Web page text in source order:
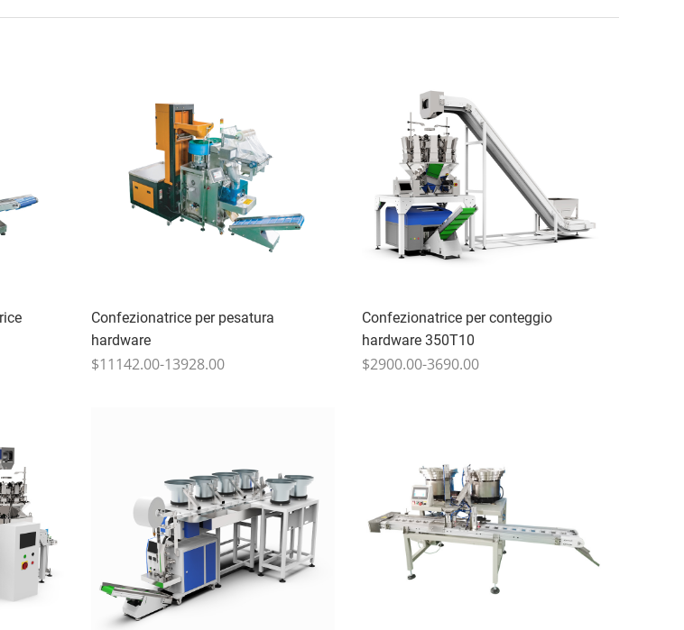
Confezionatrice per pesatura
hardware
$11142.00-13928.00
Confezionatrice per conteggio
hardware 350T10
$2900.00-3690.00